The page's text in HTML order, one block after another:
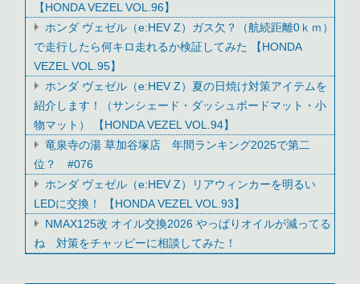
【HONDA VEZEL VOL.96】
ホンダ ヴェゼル（e:HEV Z）ガス欠？（航続距離0ｋｍ）
で走行したら何キロ走れるか検証してみた 【HONDA
VEZEL VOL.95】
ホンダ ヴェゼル（e:HEV Z）夏の日焼け対策アイテムを
紹介します！（サンシェード・ダッシュボードマット・小
物マット） 【HONDA VEZEL VOL.94】
竜泉寺の湯 草加谷塚店 年間ランキング2025で第二
位？ #076
ホンダ ヴェゼル（e:HEV Z）リアウィンカーを明るい
LEDに交換！ 【HONDA VEZEL VOL.93】
NMAX125改 オイル交換2026 やっぱりオイルが減ってる
ね 対策をチャッピーに相談してみた！